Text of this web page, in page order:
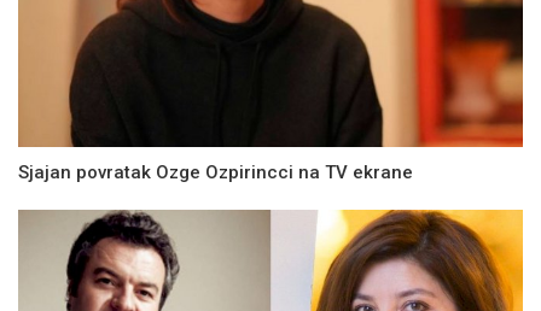
Sjajan povratak Ozge Ozpirincci na TV ekrane